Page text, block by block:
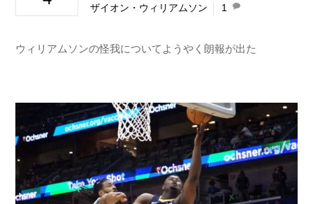
ザイオン・ウィリアムソン 1
ウィリアムソンの怪我についてようやく朗報が出た